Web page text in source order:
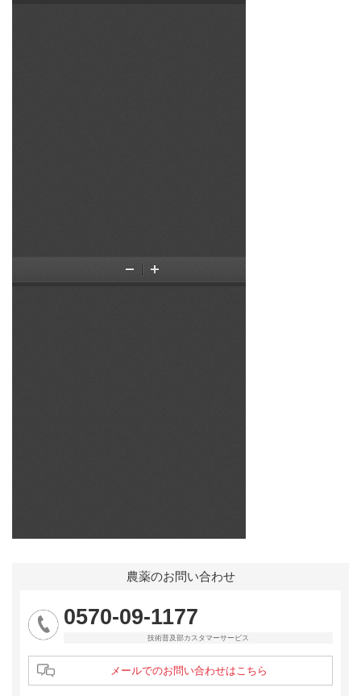
農薬のお問い合わせ
0570-09-1177
技術普及部カスタマーサービス
メールでのお問い合わせはこちら